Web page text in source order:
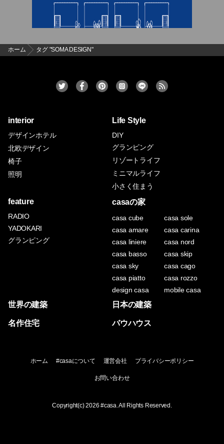
ホーム タグ "SOMA DESIGN"
interior
デザインホテル
北欧デザイン
椅子
照明
Life Style
DIY
グランピング
リゾートライフ
ミニマルライフ
小さく住まう
feature
RADIO
YADOKARI
グランピング
casaの家
casa cube
casa sole
casa amare
casa carina
casa liniere
casa nord
casa basso
casa skip
casa sky
casa cago
casa piatto
casa rozzo
design casa
mobile casa
世界の建築 日本の建築
名作住宅 バウハウス
ホーム #casaについて 運営会社 プライバシーポリシー
お問い合わせ
Copyright(c) 2026#casa. All Rights Reserved.